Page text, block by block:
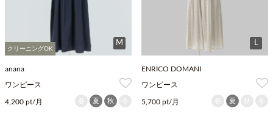
クリーニングOK
M
anana
ワンピース
4,200 pt/月 夏 秋
L
ENRICO DOMANI
ワンピース
5,700 pt/月 夏